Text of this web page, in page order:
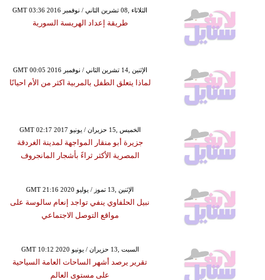
GMT 03:36 2016 الثلاثاء ,08 تشرين الثاني / نوفمبر
طريقة إعداد الهريسة السورية
GMT 00:05 2016 الإثنين ,14 تشرين الثاني / نوفمبر
لماذا يتعلق الطفل بالمربية اكثر من الأم احيانًا
GMT 02:17 2017 الخميس ,15 حزيران / يونيو
جزيرة أبو منقار المواجهة لمدينة الغردقة
المصرية الأكثر ثراءً بأشجار المانجروف
GMT 21:16 2020 الإثنين ,13 تموز / يوليو
نبيل الحلفاوي ينفي تواجد إنعام سالوسة على
مواقع التوصل الاجتماعي
GMT 10:12 2020 السبت ,13 حزيران / يونيو
تقرير يرصد أشهر الساحات العامة السياحية
على مستوى العالم